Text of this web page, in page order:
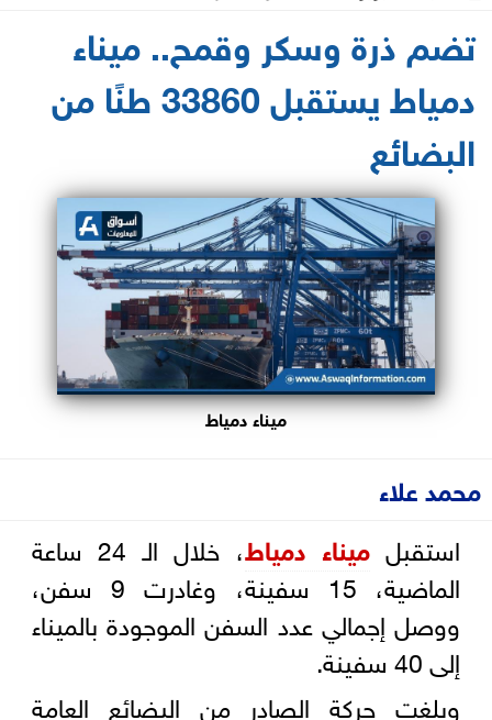
تضم ذرة وسكر وقمح.. ميناء
دمياط يستقبل 33860 طنًا من
البضائع
ميناء دمياط
محمد علاء
استقبل ميناء دمياط
، خلال الـ 24 ساعة
الماضية، 15 سفينة، وغادرت 9 سفن،
ووصل إجمالي عدد السفن الموجودة بالميناء
إلى 40 سفينة.
وبلغت حركة الصادر من البضائع العامة